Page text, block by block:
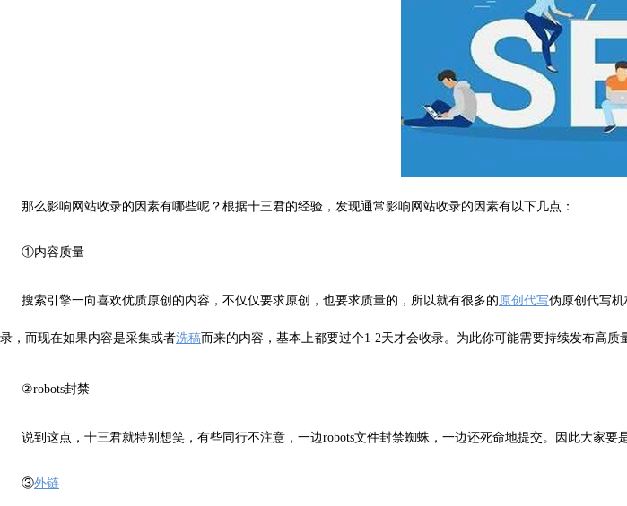
那么影响网站收录的因素有哪些呢？根据十三君的经验，发现通常影响网站收录的因素有以下几点：
①内容质量
搜索引擎一向喜欢优质原创的内容，不仅仅要求原创，也要求质量的，所以就有很多的原创代写伪原创代写
录，而现在如果内容是采集或者洗稿而来的内容，基本上都要过个1-2天才会收录。为此你可能需要持续发布高质
②robots封禁
说到这点，十三君就特别想笑，有些同行不注意，一边robots文件封禁蜘蛛，一边还死命地提交。因此大家要
③外链